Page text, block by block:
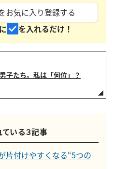
お気に入り登録する
を入れるだけ！
子たち。私は「何位」？
いる３記事
片付けやすくなる“5つの